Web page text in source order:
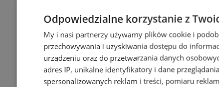
Odpowiedzialne korzystanie z
My i nasi partnerzy używamy plików cookie i
przechowywania i uzyskiwania dostępu do
urządzeniu oraz do przetwarzania danych
adres IP, unikalne identyfikatory i dane
spersonalizowanych reklam i treści, pomiaru